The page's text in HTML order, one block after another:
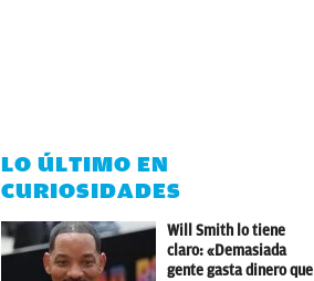
LO ÚLTIMO EN
CURIOSIDADES
Will Smith lo tiene
claro: «Demasiada
gente gasta dinero que